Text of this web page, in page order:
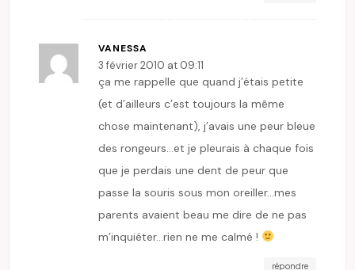
VANESSA
3 février 2010 at 09:11
ça me rappelle que quand j’étais petite
(et d’ailleurs c’est toujours la même
chose maintenant), j’avais une peur bleue
des rongeurs…et je pleurais à chaque fois
que je perdais une dent de peur que
passe la souris sous mon oreiller…mes
parents avaient beau me dire de ne pas
m’inquiéter…rien ne me calmé !
répondre